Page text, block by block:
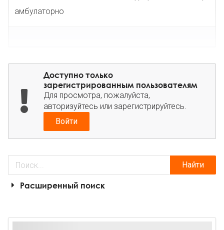
амбулаторно
Доступно только
зарегистрированным пользователям
Для просмотра, пожалуйста,
авторизуйтесь или зарегистрируйтесь.
Войти
Найти
Расширенный поиск